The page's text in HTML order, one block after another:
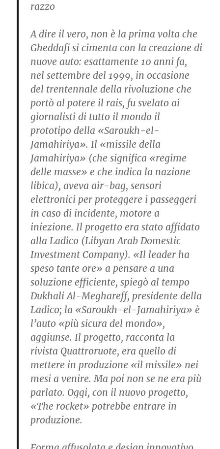
razzo
A dire il vero, non è la prima volta che
Gheddafi si cimenta con la creazione di
nuove auto: esattamente 10 anni fa,
nel settembre del 1999, in occasione
del trentennale della rivoluzione che
portò al potere il rais, fu svelato ai
giornalisti di tutto il mondo il
prototipo della «Saroukh-el-
Jamahiriya». Il «missile della
Jamahiriya» (che significa «regime
delle masse» e che indica la nazione
libica), aveva air-bag, sensori
elettronici per proteggere i passeggeri
in caso di incidente, motore a
iniezione. Il progetto era stato affidato
alla Ladico (Libyan Arab Domestic
Investment Company). «Il leader ha
speso tante ore» a pensare a una
soluzione efficiente, spiegò al tempo
Dukhali Al-Meghareff, presidente della
Ladico; la «Saroukh-el-Jamahiriya» è
l’auto «più sicura del mondo»,
aggiunse. Il progetto, racconta la
rivista Quattroruote, era quello di
mettere in produzione «il missile» nei
mesi a venire. Ma poi non se ne era più
parlato. Oggi, con il nuovo progetto,
«The rocket» potrebbe entrare in
produzione.